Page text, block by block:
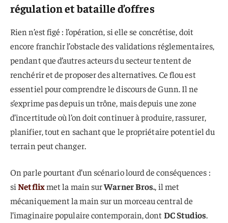
régulation et bataille d’offres
Rien n’est figé : l’opération, si elle se concrétise, doit
encore franchir l’obstacle des validations réglementaires,
pendant que d’autres acteurs du secteur tentent de
renchérir et de proposer des alternatives. Ce flou est
essentiel pour comprendre le discours de Gunn. Il ne
s’exprime pas depuis un trône, mais depuis une zone
d’incertitude où l’on doit continuer à produire, rassurer,
planifier, tout en sachant que le propriétaire potentiel du
terrain peut changer.
On parle pourtant d’un scénario lourd de conséquences :
siNetflixmet la main surWarner Bros., il met
mécaniquement la main sur un morceau central de
l’imaginaire populaire contemporain, dontDC Studios.